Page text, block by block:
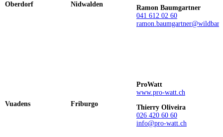
Oberdorf Nidwalden
Ramon Baumgartner
041 612 02 60
Vuadens Friburgo
ProWatt
www.pro-watt.ch
Thierry Oliveira
026 420 60 60
info@pro-watt.ch